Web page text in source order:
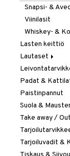
Snapsi- &
Viinilasit
Whiskey- &
Lasten keittiö
Lautaset
Asetit
Syvät lautaset
Padat &
Paistinpannut
Suola &
Take away /
Eväslaatikot
Pullot
Tarjoiluvadit &